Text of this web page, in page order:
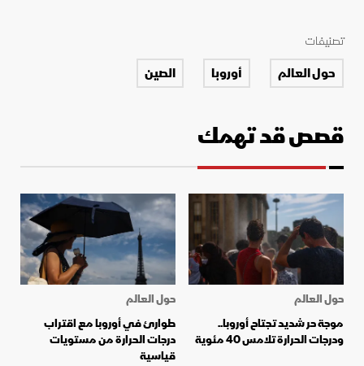
تصنيفات
حول العالم أوروبا الصين
قصص قد تهمك
حول العالم
موجة حر شديد تجتاح أوروبا..
ودرجات الحرارة تلامس 40 مئوية
حول العالم
طوارئ في أوروبا مع اقتراب
درجات الحرارة من مستويات
قياسية